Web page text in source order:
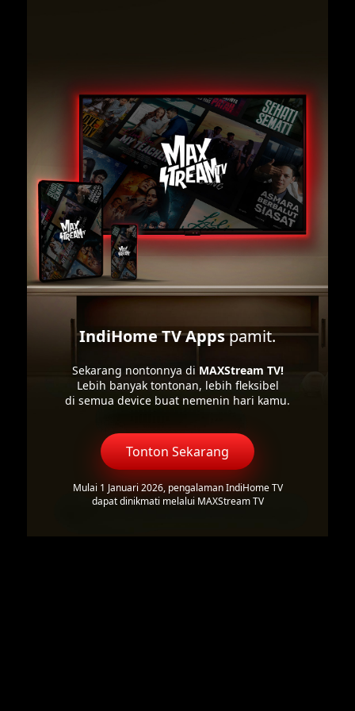
IndiHome TV Appspamit.
Sekarang nontonnya di MAXStream TV!
Lebih banyak tontonan, lebih fleksibel
di semua device buat nemenin hari kamu.
Tonton Sekarang
Mulai 1 Januari 2026, pengalaman IndiHome TV
dapat dinikmati melalui MAXStream TV